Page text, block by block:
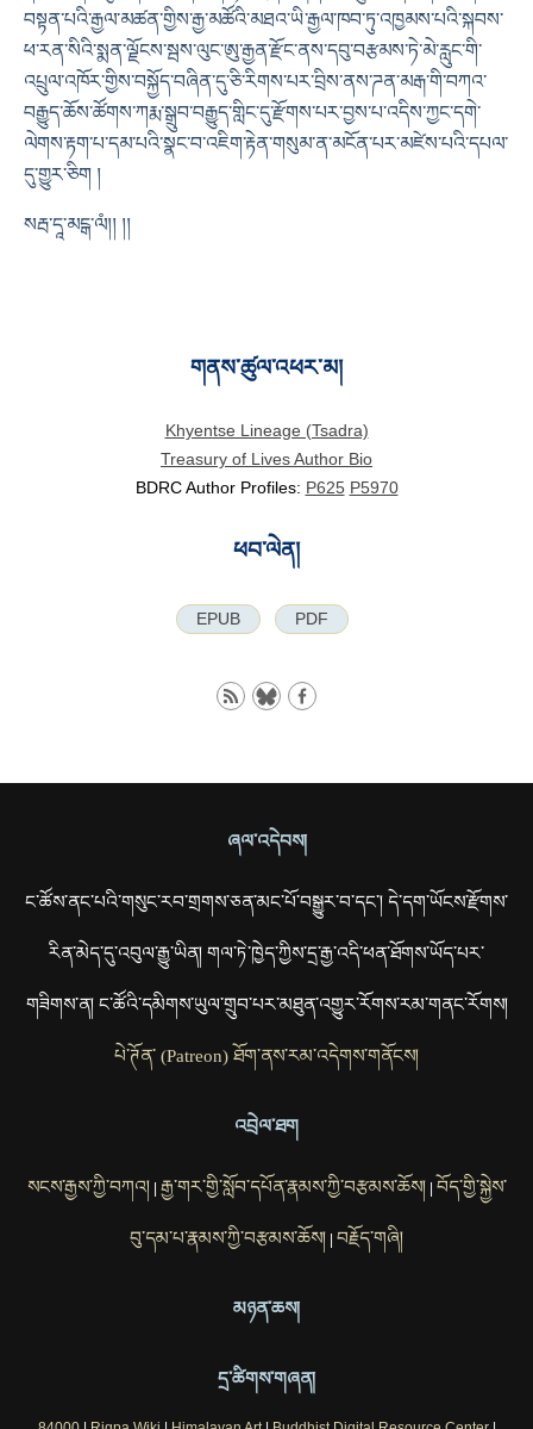
བསྟན་པའི་རྒྱལ་མཚན་གྱིས་རྒྱ་མཚོའི་མཐའ་ཡི་རྒྱལ་ཁབ་ཏུ་འཁྱམས་པའི་སྐབས་
ཕ་རན་སིའི་སྨན་ལྗོངས་སྦས་ལུང་ཨུ་རྒྱན་རྫོང་ནས་དབུ་བརྩམས་ཏེ་མེ་རླུང་གི་
འཔྲུལ་འཁོར་གྱིས་བསྐྱོད་བཞིན་དུ་ཅི་རིགས་པར་བྲིས་ནས་ཌན་མརྒ་གི་བཀའ་
བརྒྱུད་ཆོས་ཚོགས་ཀརྨ་སྒྲུབ་བརྒྱུད་གླིང་དུ་རྫོགས་པར་བྱས་པ་འདིས་ཀྱང་དགེ་
ལེགས་རྟག་པ་དམ་པའི་སྣང་བ་འཇིག་རྟེན་གསུམ་ན་མངོན་པར་མཛེས་པའི་དཔལ་
དུ་གྱུར་ཅིག །
སརྦ་དཱ་མངྒ་ལཾ།། །།
གནས་ཚུལ་འཕར་མ།
Khyentse Lineage (Tsadra)
Treasury of Lives Author Bio
BDRC Author Profiles: P625 P5970
ཕབ་ལེན།
EPUB PDF
ཞལ་འདེབས།
ང་ཚོས་ནང་པའི་གསུང་རབ་གྲགས་ཅན་མང་པོ་བསྒྱུར་བ་དང་། དེ་དག་ཡོངས་རྫོགས་
རིན་མེད་དུ་འབུལ་རྒྱུ་ཡིན། གལ་ཏེ་ཁྱེད་ཀྱིས་དྲ་རྒྱ་འདི་ཕན་ཐོགས་ཡོད་པར་
གཟིགས་ན། ང་ཚོའི་དམིགས་ཡུལ་གྲུབ་པར་མཐུན་འགྱུར་རོགས་རམ་གནང་རོགས།
པེ་ཊོན་ (Patreon) ཐོག་ནས་རམ་འདེགས་གནོངས།
འབྲེལ་ཐག
སངས་རྒྱས་ཀྱི་བཀའ།| རྒྱ་གར་གྱི་སློབ་དཔོན་རྣམས་ཀྱི་བརྩམས་ཆོས།| བོད་གྱི་སྐྱེས་
བུ་དམ་པ་རྣམས་ཀྱི་བརྩམས་ཆོས། | བརྗོད་གཞི།
མཉན་ཆས།
དྲ་ཚིགས་གཞན།